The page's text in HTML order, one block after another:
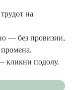
на
— без провизии,
кликни подолу.